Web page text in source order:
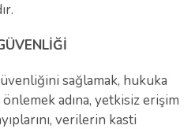
sağlamak, hukuka
adına, yetkisiz erişim
verilerin kasti